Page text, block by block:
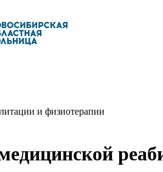
и физиотерапии